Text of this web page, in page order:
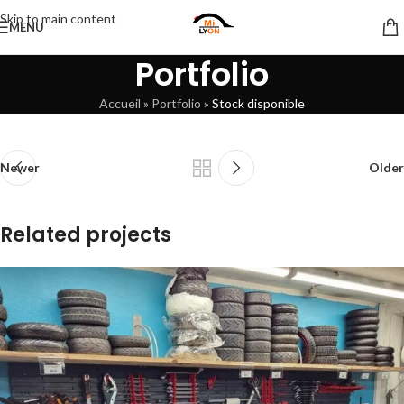
Skip to main content
MENU
Portfolio
Accueil » Portfolio » Stock disponible
Newer Older
Related projects